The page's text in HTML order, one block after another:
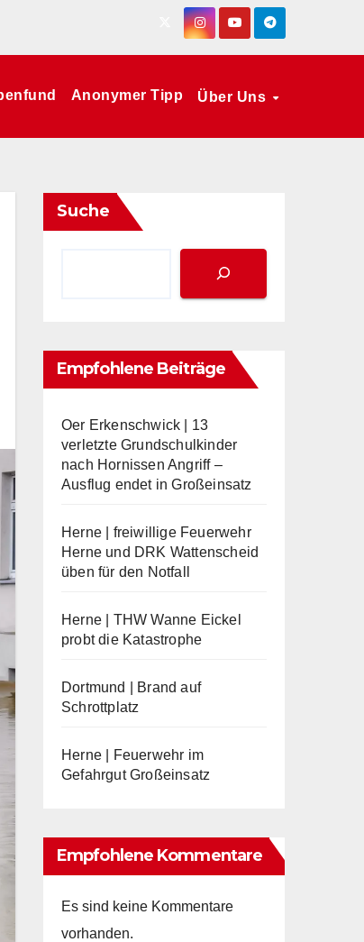
Anonymer Tipp Über Uns
Suche
Empfohlene Beiträge
Oer Erkenschwick | 13
verletzte Grundschulkinder
nach Hornissen Angriff –
Ausflug endet in Großeinsatz
Herne | freiwillige Feuerwehr
Herne und DRK Wattenscheid
üben für den Notfall
Herne | THW Wanne Eickel
probt die Katastrophe
Dortmund | Brand auf
Schrottplatz
Herne | Feuerwehr im
Gefahrgut Großeinsatz
Empfohlene Kommentare
Es sind keine Kommentare
vorhanden.